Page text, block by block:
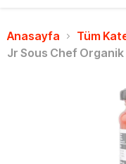
Anasayfa
Tüm
Jr Sous Chef